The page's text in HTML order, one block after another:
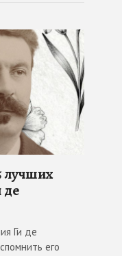
лучших
де
Ги де
его